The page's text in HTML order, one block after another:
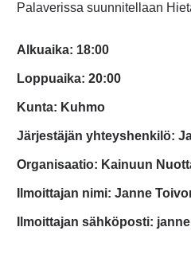
Palaverissa suunnitellaan
Alkuaika: 18:00
Loppuaika: 20:00
Kunta: Kuhmo
Järjestäjän yhteyshenkilö:
Organisaatio: Kainuun
Ilmoittajan nimi: Janne
Ilmoittajan sähköposti: